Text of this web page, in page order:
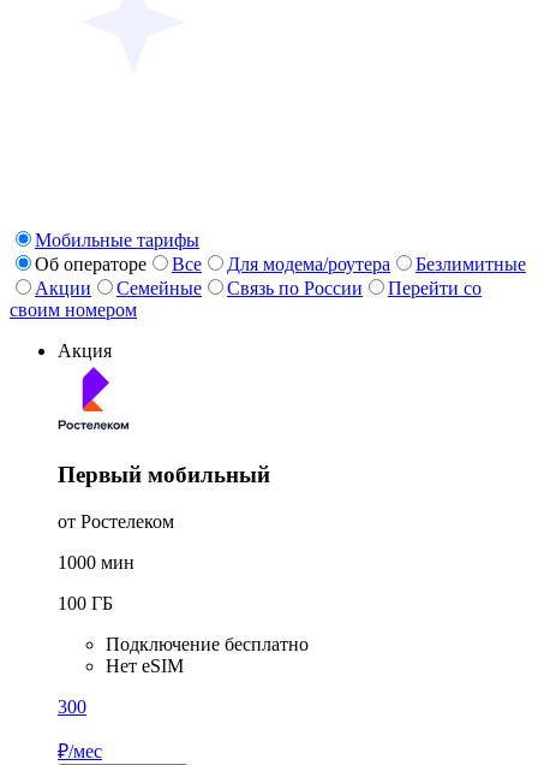
Мобильные тарифы
Об операторе
Все Для модема/роутера
Безлимитные
Акции
Семейные Связь по России
Перейти со
своим номером
Акция
Первый мобильный
от Ростелеком
1000 мин
100 ГБ
Подключение бесплатно
Нет eSIM
300
₽/мес